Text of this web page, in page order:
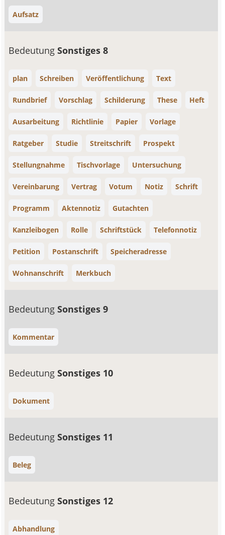
Aufsatz
BedeutungSonstiges 8
plan Schreiben Veröffentlichung Text
Rundbrief Vorschlag Schilderung These Heft
Ausarbeitung Richtlinie Papier Vorlage
Ratgeber Studie Streitschrift Prospekt
Stellungnahme Tischvorlage Untersuchung
Vereinbarung Vertrag Votum Notiz Schrift
Programm Aktennotiz Gutachten
Kanzleibogen Rolle Schriftstück Telefonnotiz
Petition Postanschrift Speicheradresse
Wohnanschrift Merkbuch
BedeutungSonstiges 9
Kommentar
BedeutungSonstiges 10
Dokument
BedeutungSonstiges 11
Beleg
BedeutungSonstiges 12
Abhandlung